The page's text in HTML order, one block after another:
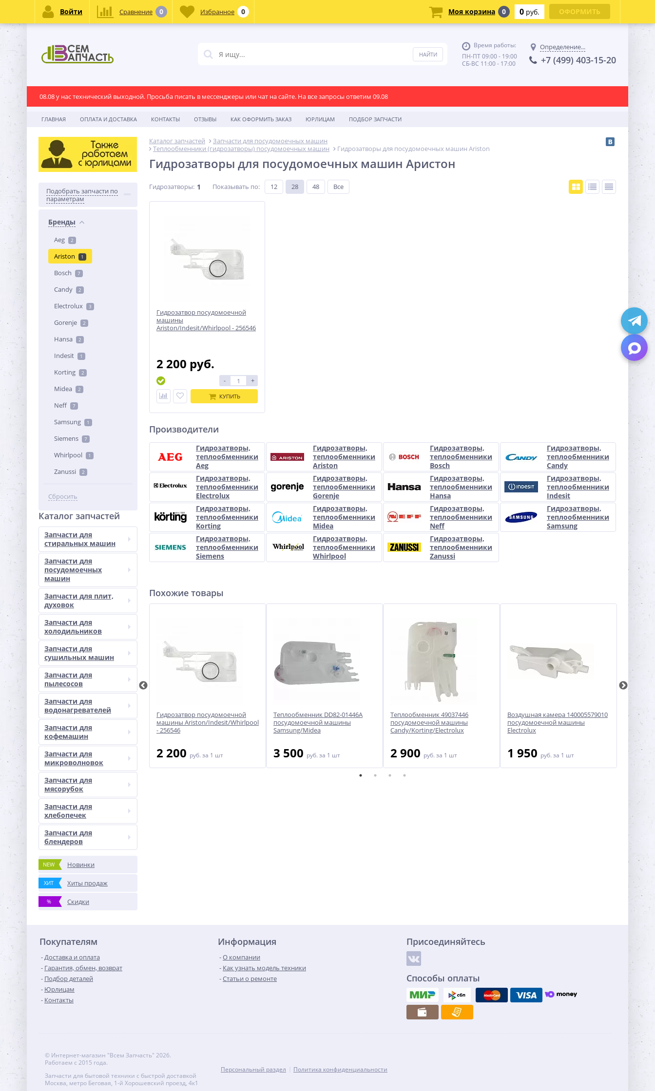
Время работы:
ПН-ПТ 09:00 - 19:00
СБ-ВС 11:00 - 17:00
Определение...
+7 (499) 403-15-20
08.08 у нас технический выходной. Просьба писать в мессенджеры или чат на сайте. На все запросы ответим 09.08
ГЛАВНАЯ ОПЛАТА И ДОСТАВКА КОНТАКТЫ ОТЗЫВЫ КАК ОФОРМИТЬ ЗАКАЗ ЮРЛИЦАМ ПОДБОР ЗАПЧАСТИ
Подобрать запчасти по
параметрам
Бренды
Aeg 2
Ariston 1
Bosch 7
Candy 2
Electrolux 3
Gorenje 2
Hansa 2
Indesit 1
Korting 2
Midea 2
Neff 7
Samsung 1
Siemens 7
Whirlpool 1
Zanussi 2
Сбросить
Каталог запчастей
Запчасти для
стиральных машин
Запчасти для
посудомоечных
машин
Запчасти для плит,
духовок
Запчасти для
холодильников
Запчасти для
сушильных машин
Запчасти для
пылесосов
Запчасти для
водонагревателей
Запчасти для
кофемашин
Запчасти для
микроволновок
Запчасти для
мясорубок
Запчасти для
хлебопечек
Запчасти для
блендеров
NEW Новинки
ХИТ Хиты продаж
% Скидки
Каталог запчастей
Запчасти для посудомоечных машин
Теплообменники (гидрозатворы) посудомоечных машин
Гидрозатворы для посудомоечных машин Ariston
Гидрозатворы для посудомоечных машин Аристон
Гидрозатворы: 1 Показывать по: 12 28 48 Все
Гидрозатвор посудомоечной
машины
Ariston/Indesit/Whirlpool - 256546
2 200 руб.
- +
КУПИТЬ
Производители
Гидрозатворы,
теплообменники
Aeg
Гидрозатворы,
теплообменники
Ariston
Гидрозатворы,
теплообменники
Bosch
Гидрозатворы,
теплообменники
Candy
Гидрозатворы,
теплообменники
Electrolux
Гидрозатворы,
теплообменники
Gorenje
Гидрозатворы,
теплообменники
Hansa
Гидрозатворы,
теплообменники
Indesit
Гидрозатворы,
теплообменники
Korting
Гидрозатворы,
теплообменники
Midea
Гидрозатворы,
теплообменники
Neff
Гидрозатворы,
теплообменники
Samsung
Гидрозатворы,
теплообменники
Siemens
Гидрозатворы,
теплообменники
Whirlpool
Гидрозатворы,
теплообменники
Zanussi
Похожие товары
Теплообменник 683397
посудомоечной машины
Bosch/Siemens
8 900руб.за 1 шт
Гидрозатвор посудомоечной
машины Ariston/Indesit/Whirlpool
- 256546
2 200 руб. за 1 шт
Теплообменник DD82-01446A
посудомоечной машины
Samsung/Midea
3 500 руб. за 1 шт
Теплообменник 49037446
посудомоечной машины
Candy/Korting/Electrolux
2 900 руб. за 1 шт
Воздушная камера 140005579010
посудомоечной машины
Electrolux
1 950 руб. за 1 шт
Крышка
1
Покупателям
Доставка и оплата
Гарантия, обмен, возврат
Подбор деталей
Юрлицам
Контакты
Информация
О компании
Как узнать модель техники
Статьи о ремонте
Присоединяйтесь
Способы оплаты
© Интернет-магазин "Всем Запчасть" 2026.
Работаем с 2015 года.
Запчасти для бытовой техники с быстрой доставкой
Москва, метро Беговая, 1-й Хорошевский проезд, 4к1
Персональный раздел Политика конфиденциальности
Войти Сравнение 0 Избранное 0 Моя корзина 0 0 руб. ОФОРМИТЬ